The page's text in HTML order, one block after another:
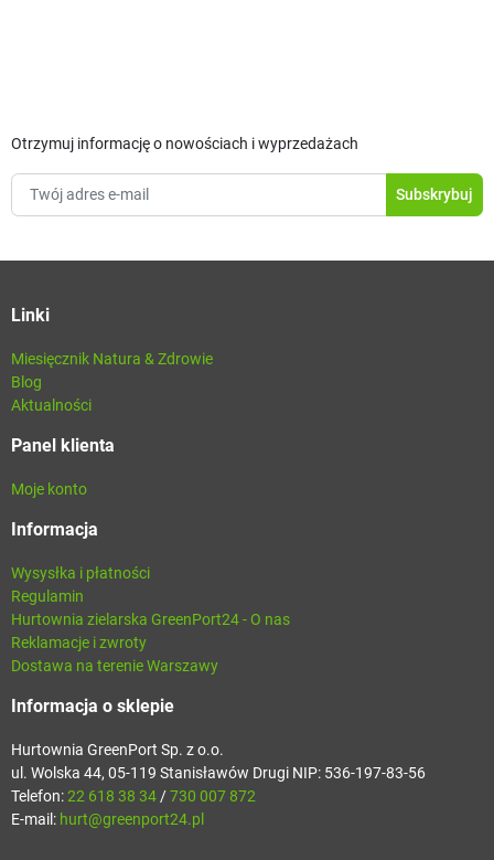
Otrzymuj informację o nowościach i wyprzedażach
Linki
Miesięcznik Natura & Zdrowie
Blog
Aktualności
Panel klienta
Moje konto
Informacja
Wysysłka i płatności
Regulamin
Hurtownia zielarska GreenPort24 - O nas
Reklamacje i zwroty
Dostawa na terenie Warszawy
Informacja o sklepie
Hurtownia GreenPort Sp. z o.o.
ul. Wolska 44, 05-119 Stanisławów Drugi NIP: 536-197-83-56
Telefon:22 618 38 34 /730 007 872
E-mail: hurt@greenport24.pl